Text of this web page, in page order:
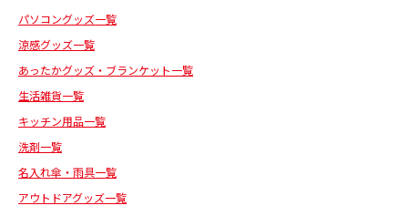
パソコングッズ一覧
涼感グッズ一覧
あったかグッズ・ブランケット一覧
生活雑貨一覧
キッチン用品一覧
洗剤一覧
名入れ傘・雨具一覧
アウトドアグッズ一覧